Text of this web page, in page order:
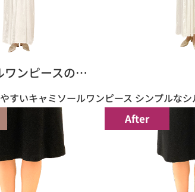
ワンピースの…
すいキャミソールワンピース シンプルな
After